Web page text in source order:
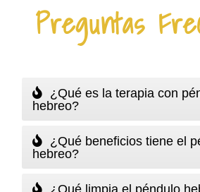
Preguntas
¿Qué es la terapia con
hebreo?
¿Qué beneficios tiene el
hebreo?
¿Qué limpia el péndulo